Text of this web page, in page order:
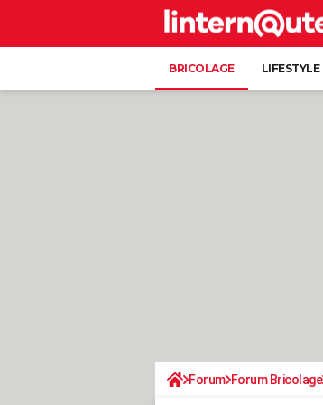
BRICOLAGE LIFESTYLE
Forum Forum Bricolage